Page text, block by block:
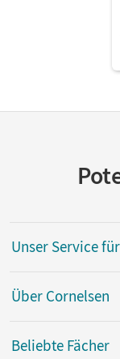
Unser Service
Über Cornelsen
Beliebte Fächer